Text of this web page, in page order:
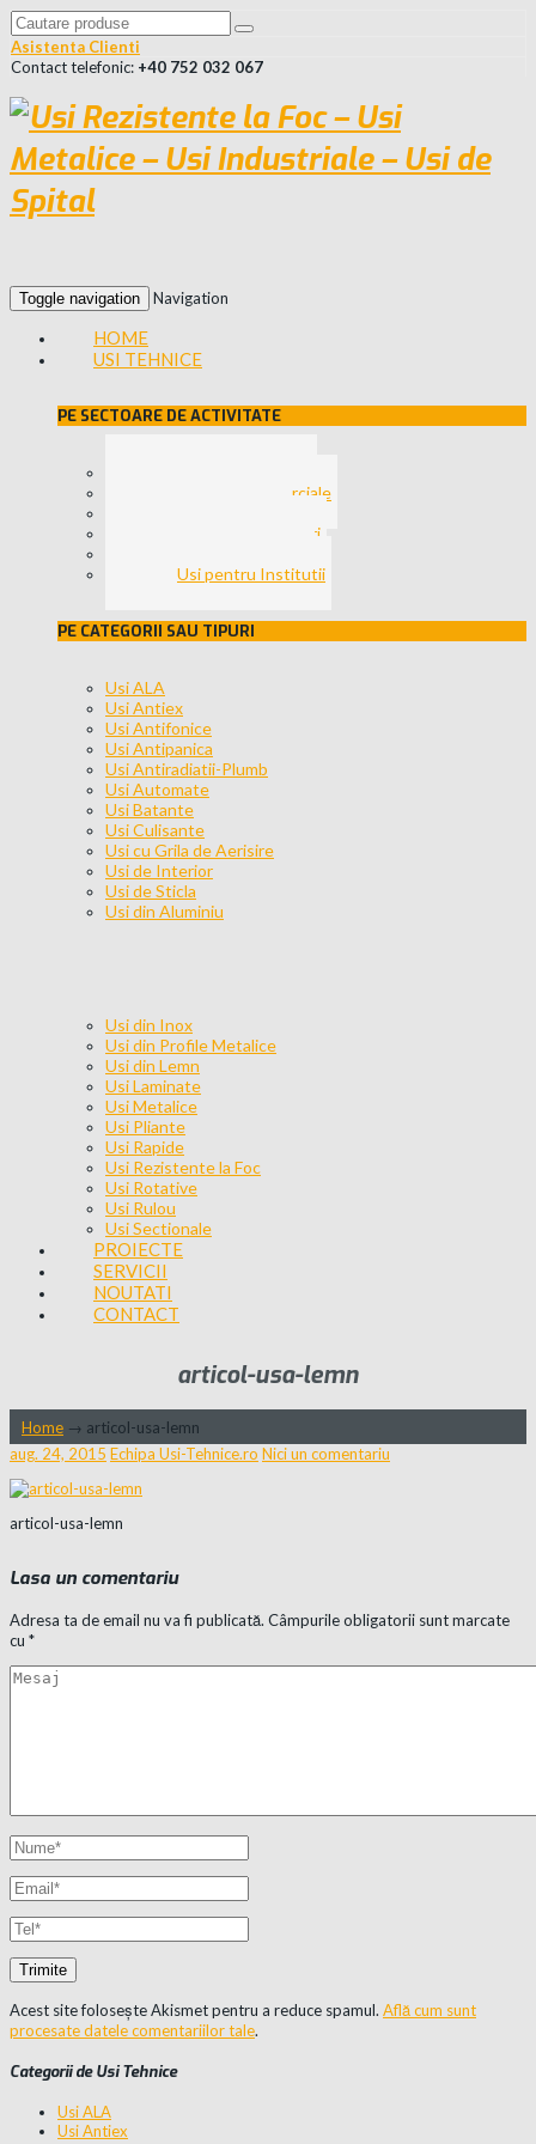
Asistenta Clienti
Contact telefonic: +40 752 032 067
Toggle navigation Navigation
HOME
USI TEHNICE
PE SECTOARE DE ACTIVITATE
Usi Zone Comerciale
Usi pentru Hoteluri
Usi pentru Institutii
PE CATEGORII SAU TIPURI
Usi ALA
Usi Antiex
Usi Antifonice
Usi Antipanica
Usi Antiradiatii-Plumb
Usi Automate
Usi Batante
Usi Culisante
Usi cu Grila de Aerisire
Usi de Interior
Usi de Sticla
Usi din Aluminiu
Usi din Inox
Usi din Profile Metalice
Usi din Lemn
Usi Laminate
Usi Metalice
Usi Pliante
Usi Rapide
Usi Rezistente la Foc
Usi Rotative
Usi Rulou
Usi Sectionale
PROIECTE
SERVICII
NOUTATI
CONTACT
articol-usa-lemn
Home → articol-usa-lemn
aug. 24, 2015 Echipa Usi-Tehnice.ro Nici un comentariu
articol-usa-lemn
Lasa un comentariu
Adresa ta de email nu va fi publicată. Câmpurile obligatorii sunt marcate
cu *
Acest site folosește Akismet pentru a reduce spamul. Află cum sunt
procesate datele comentariilor tale.
Categorii de Usi Tehnice
Usi ALA
Usi Antiex